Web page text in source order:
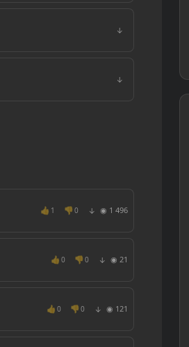
↓
↓
👍 1 👎 0 ↓ ◉ 1 496
👍 0 👎 0 ↓ ◉ 21
👍 0 👎 0 ↓ ◉ 121